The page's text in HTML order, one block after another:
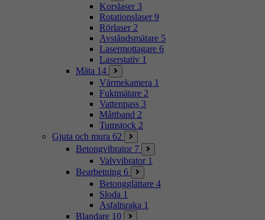
Korslaser 3
Rotationslaser 9
Rörlaser 2
Avståndsmätare 5
Lasermottagare 6
Laserstativ 1
Mäta 14
Värmekamera 1
Fuktmätare 2
Vattenpass 3
Måttband 2
Tumstock 2
Gjuta och mura 62
Betongvibrator 7
Valvvibrator 1
Bearbetning 6
Betongglättare 4
Sloda 1
Asfaltsraka 1
Blandare 10